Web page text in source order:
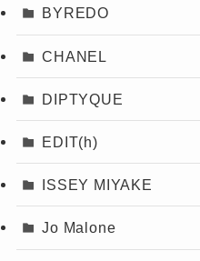
BYREDO
CHANEL
DIPTYQUE
EDIT(h)
ISSEY MIYAKE
Jo Malone